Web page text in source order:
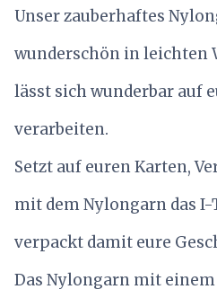
Unser zauberhaftes
wunderschön in leichten
lässt sich wunderbar auf
verarbeiten.
Setzt auf euren Karten,
mit dem Nylongarn das
verpackt damit eure
Das Nylongarn mit